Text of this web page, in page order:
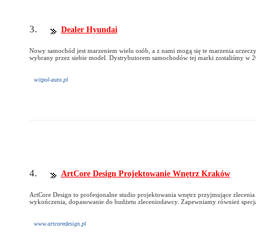
3. Dealer Hyundai
Nowy samochód jest marzeniem wielu osób, a z nami mogą się te marzenia
wybrany przez siebie model. Dystrybutorem samochodów tej marki zostaliśmy w
witpol-auto.pl
4. ArtCore Design Projektowanie Wnętrz Kraków
ArtCore Design to profesjonalne studio projektowania wnętrz przyjmujące
wykończenia, dopasowanie do budżetu zleceniodawcy. Zapewniamy również
www.artcoredesign.pl